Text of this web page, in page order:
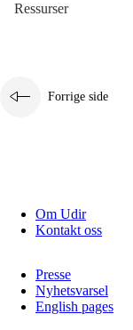
Ressurser
Forrige side
Om Udir
Kontakt oss
Presse
Nyhetsvarsel
English pages